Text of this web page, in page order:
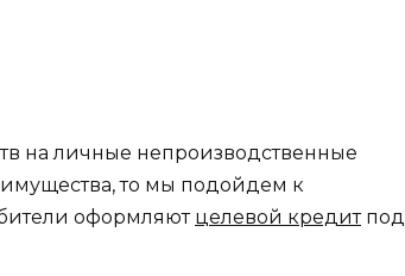
на личные непроизводственные
то мы подойдем к
оформляют целевой кредитпод